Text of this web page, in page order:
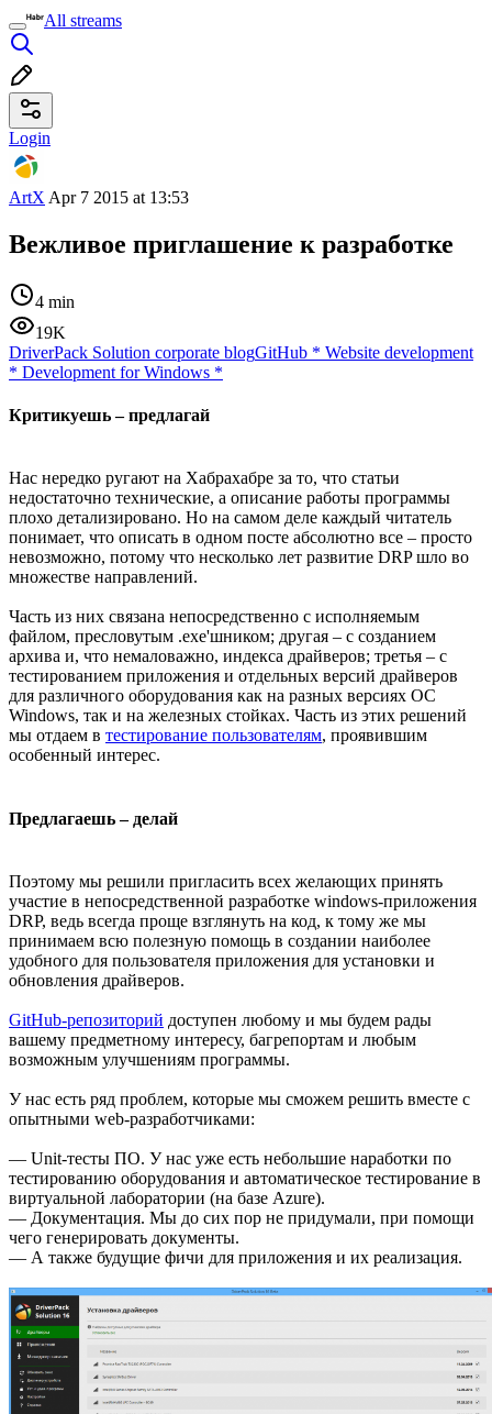
All streams
Login
ArtX Apr 7 2015 at 13:53
Вежливое приглашение к разработке
4 min
19K
DriverPack Solution corporate blogGitHub * Website development
* Development for Windows *
Критикуешь – предлагай
Нас нередко ругают на Хабрахабре за то, что статьи
недостаточно технические, а описание работы программы
плохо детализировано. Но на самом деле каждый читатель
понимает, что описать в одном посте абсолютно все – просто
невозможно, потому что несколько лет развитие DRP шло во
множестве направлений.
Часть из них связана непосредственно с исполняемым
файлом, пресловутым .exe'шником; другая – с созданием
архива и, что немаловажно, индекса драйверов; третья – с
тестированием приложения и отдельных версий драйверов
для различного оборудования как на разных версиях ОС
Windows, так и на железных стойках. Часть из этих решений
мы отдаем в тестирование пользователям, проявившим
особенный интерес.
Предлагаешь – делай
Поэтому мы решили пригласить всех желающих принять
участие в непосредственной разработке windows-приложения
DRP, ведь всегда проще взглянуть на код, к тому же мы
принимаем всю полезную помощь в создании наиболее
удобного для пользователя приложения для установки и
обновления драйверов.
GitHub-репозиторий доступен любому и мы будем рады
вашему предметному интересу, багрепортам и любым
возможным улучшениям программы.
У нас есть ряд проблем, которые мы сможем решить вместе с
опытными web-разработчиками:
— Unit-тесты ПО. У нас уже есть небольшие наработки по
тестированию оборудования и автоматическое тестирование в
виртуальной лаборатории (на базе Azure).
— Документация. Мы до сих пор не придумали, при помощи
чего генерировать документы.
— А также будущие фичи для приложения и их реализация.